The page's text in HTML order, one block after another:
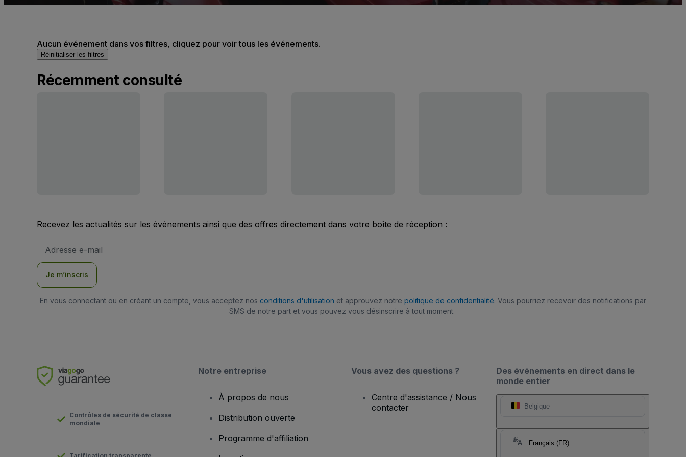
Aucun événement dans vos filtres, cliquez pour voir tous les événements.
Réinitialiser les filtres
Récemment consulté
Recevez les actualités sur les événements ainsi que des offres directement dans votre boîte de réception :
e-
Je m’inscris
En vous connectant ou en créant un compte, vous acceptez nos conditions d'utilisation et approuvez notre politique de confidentialité. Vous pourriez recevoir des notifications par
SMS de notre part et vous pouvez vous désinscrire à tout moment.
Des événements en direct dans le
monde entier
Belgique
Français (FR)
Contrôles de sécurité de classe
mondiale
Notre entreprise
À propos de nous
Distribution ouverte
Programme d'affiliation
Vous avez des questions ?
Centre d'assistance / Nous
contacter